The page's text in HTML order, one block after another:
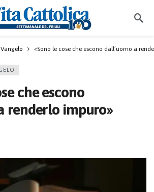
«Sono le cose che escono dall’uomo a
che escono
renderlo impuro»